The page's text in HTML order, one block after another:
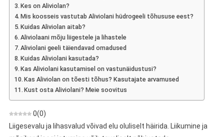
Kes on Aliviolan?
Mis koosseis vastutab Aliviolani hüdrogeeli tõhususe eest?
Kuidas Aliviolan aitab?
Aliviolaani mõju liigestele ja lihastele
Aliviolani geeli täiendavad omadused
Kuidas Aliviolani kasutada?
Kas Aliviolani kasutamisel on vastunäidustusi?
Kas Aliviolan on tõesti tõhus? Kasutajate arvamused
Kust osta Aliviolani? Meie soovitus
0(0)
Liigesevalu ja lihasvalud võivad elu oluliselt häirida. Liikumine ja